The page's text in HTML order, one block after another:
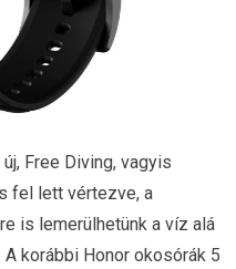
Free Diving, vagyis
fel lett vértezve, a
is lemerülhetünk a víz alá
korábbi Honor okosórák 5